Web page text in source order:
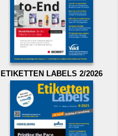
ETIKETTEN LABELS 2/2026